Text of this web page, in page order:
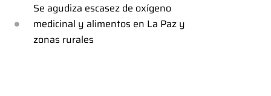
Se agudiza escasez de oxígeno
medicinal y alimentos en La Paz y
zonas rurales